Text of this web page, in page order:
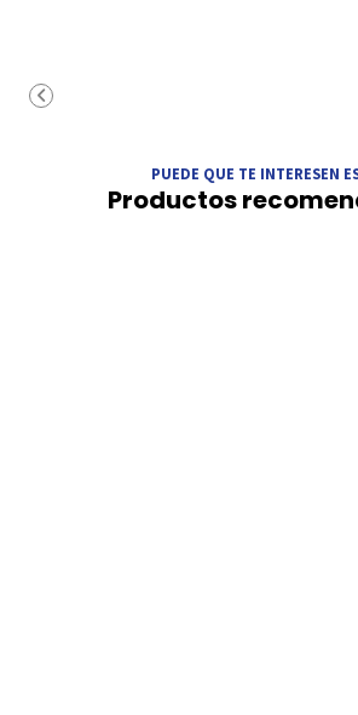
PUEDE QUE TE INTERESEN
Productos